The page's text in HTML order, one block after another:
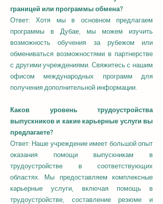
границей или программы обмена?
Ответ: Хотя мы в основном предлагаем
программы в Дубае, мы можем изучить
возможность обучения за рубежом или
обмениваться возможностями в партнерстве
с другими учреждениями. Свяжитесь с нашим
офисом международных программ для
получения дополнительной информации.
Каков уровень трудоустройства
выпускников и какие карьерные услуги вы
предлагаете?
Ответ: Наше учреждение имеет большой опыт
оказания помощи выпускникам в
трудоустройстве в соответствующих
областях. Мы предоставляем комплексные
карьерные услуги, включая помощь в
трудоустройстве, составление резюме и